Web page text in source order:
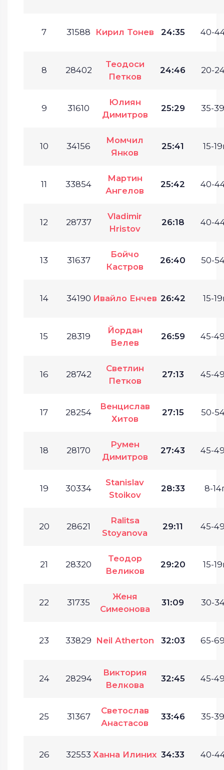
7 31588 Кирил Тонев 24:35 40-
8 28402
Теодоси
Петков
24:46 20-
9 31610
Юлиян
Димитров
25:29 35-
10 34156
Момчил
Янков
25:41 15-
11 33854
Мартин
Ангелов
25:42 40-
12 28737
Vladimir
Hristov
26:18 40-
13 31637
Бойчо
Кастров
26:40 50-
14 34190 Ивайло Енчев 26:42 15-
15 28319
Йордан
Велев
26:59 45-
16 28742
Светлин
Петков
27:13 45-
17 28254
Венцислав
Хитов
27:15 50-
18 28170
Румен
Димитров
27:43 45-
19 30334
Stanislav
Stoikov
28:33 8-
20 28621
Ralitsa
Stoyanova
29:11 45-
21 28320
Теодор
Великов
29:20 15-
22 31735
Женя
Симеонова
31:09 30-
23 33829 Neil Atherton 32:03 65-
24 28294
Виктория
Велкова
32:45 45-
25 31367
Светослав
Анастасов
33:46 35-
26 32553 Ханна Илиних 34:33 40-